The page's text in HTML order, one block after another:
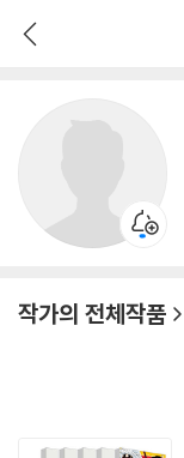
작가의 전체작품